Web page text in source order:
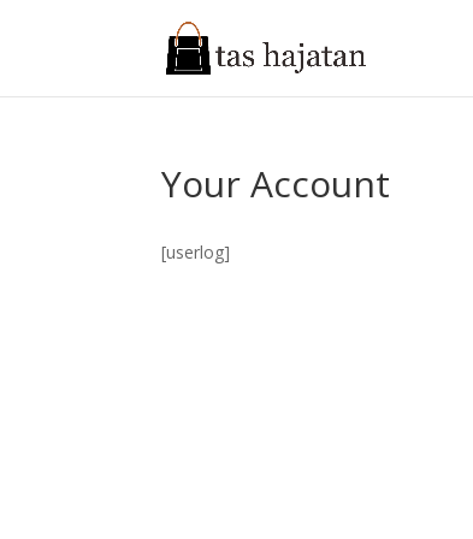
Your Account
[userlog]